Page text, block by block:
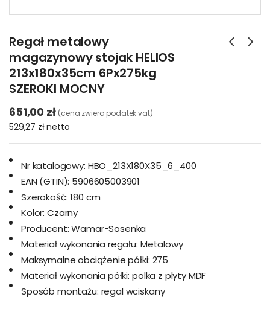
Regał metalowy
magazynowy stojak HELIOS
213x180x35cm 6Px275kg
SZEROKI MOCNY
651,00 zł (cena zwiera podatek vat)
529,27 złnetto
Nr katalogowy: HBO_213X180X35_6_400
EAN (GTIN): 5906605003901
Szerokość: 180 cm
Kolor: Czarny
Producent: Wamar-Sosenka
Materiał wykonania regału: Metalowy
Maksymalne obciążenie półki: 275
Materiał wykonania półki: polka z plyty MDF
Sposób montażu: regal wciskany